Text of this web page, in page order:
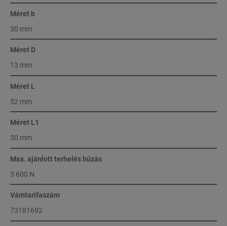
Méret b
30 mm
Méret D
13 mm
Méret L
52 mm
Méret L1
30 mm
Max. ajánlott terhelés húzás
3 600 N
Vámtarifaszám
73181692